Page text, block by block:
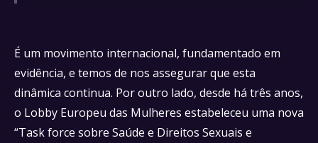
É um movimento internacional, fundamentado em
evidência, e temos de nos assegurar que esta
dinâmica continua. Por outro lado, desde há três anos,
o Lobby Europeu das Mulheres estabeleceu uma nova
“Task force sobre Saúde e Direitos Sexuais e